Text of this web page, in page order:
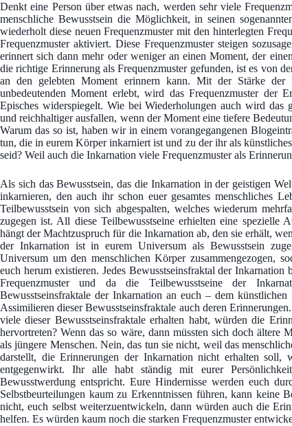
Denkt eine Person über etwas nach, werden sehr viele
menschliche Bewusstsein die Möglichkeit, in seinen
wiederholt diese neuen Frequenzmuster mit den hinterlegten
Frequenzmuster aktiviert. Diese Frequenzmuster steigen
erinnert sich dann mehr oder weniger an einen Moment, der
die richtige Erinnerung als Frequenzmuster gefunden, ist es von
an den gelebten Moment erinnern kann. Mit der Stärke
unbedeutenden Moment erlebt, wird das Frequenzmuster der
Episches widerspiegelt. Wie bei Wiederholungen auch wird das
und reichhaltiger ausfallen, wenn der Moment eine tiefere
Warum das so ist, haben wir in einem vorangegangenen
tun, die in eurem Körper inkarniert ist und zu der ihr als
seid? Weil auch die Inkarnation viele Frequenzmuster als
Als sich das Bewusstsein, das die Inkarnation in der geistigen
inkarnieren, den auch ihr schon euer gesamtes menschliches
Teilbewusstsein von sich abgespalten, welches wiederum
zugegen ist. All diese Teilbewusstseine erhielten eine spezielle
hängt der Machtzuspruch für die Inkarnation ab, den sie erhält,
der Inkarnation ist in eurem Universum als Bewusstsein
Universum um den menschlichen Körper zusammengezogen,
euch herum existieren. Jedes Bewusstseinsfraktal der
Frequenzmuster und da die Teilbewusstseine der
Bewusstseinsfraktale der Inkarnation an euch – dem
Assimilieren dieser Bewusstseinsfraktale auch deren
viele dieser Bewusstseinsfraktale erhalten habt, würden die
hervortreten? Wenn das so wäre, dann müssten sich doch ältere
als jüngere Menschen. Nein, das tun sie nicht, weil das
darstellt, die Erinnerungen der Inkarnation nicht erhalten soll,
entgegenwirkt. Ihr alle habt ständig mit eurer
Bewusstwerdung entspricht. Eure Hindernisse werden euch
Selbstbeurteilungen kaum zu Erkenntnissen führen, kann keine
nicht, euch selbst weiterzuentwickeln, dann würden auch die
helfen. Es würden kaum noch die starken Frequenzmuster